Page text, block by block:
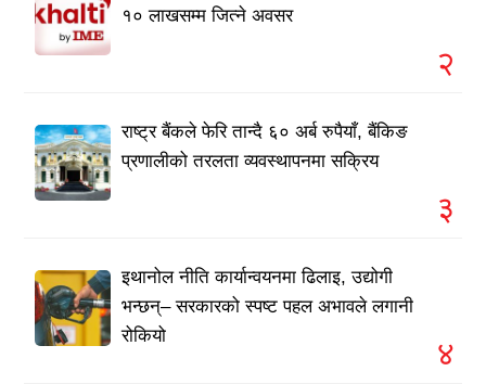
१० लाखसम्म जित्ने अवसर
२
राष्ट्र बैंकले फेरि तान्दै ६० अर्ब रुपैयाँ, बैंकिङ
प्रणालीको तरलता व्यवस्थापनमा सक्रिय
३
इथानोल नीति कार्यान्वयनमा ढिलाइ, उद्योगी
भन्छन्– सरकारको स्पष्ट पहल अभावले लगानी
रोकियो
४